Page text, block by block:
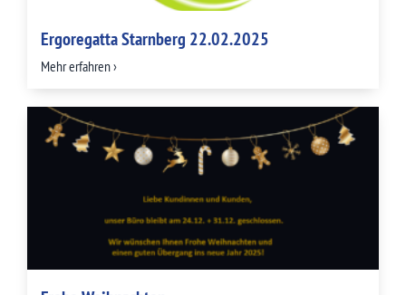
Ergoregatta Starnberg 22.02.2025
Mehr erfahren ›